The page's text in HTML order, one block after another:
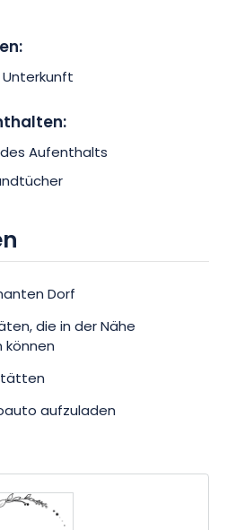
Aufenthalts
Dorf
die in der Nähe
aufzuladen